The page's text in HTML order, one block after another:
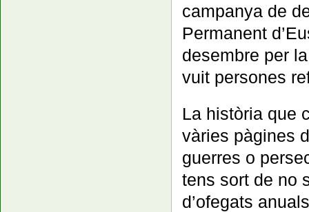
campanya de
Permanent
desembre per
vuit persones
La història que
vàries pàgines
guerres o
tens sort de no
d’ofegats